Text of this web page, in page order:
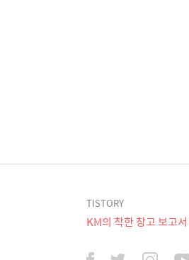
TISTORY
KM의 착한 창고 보고서